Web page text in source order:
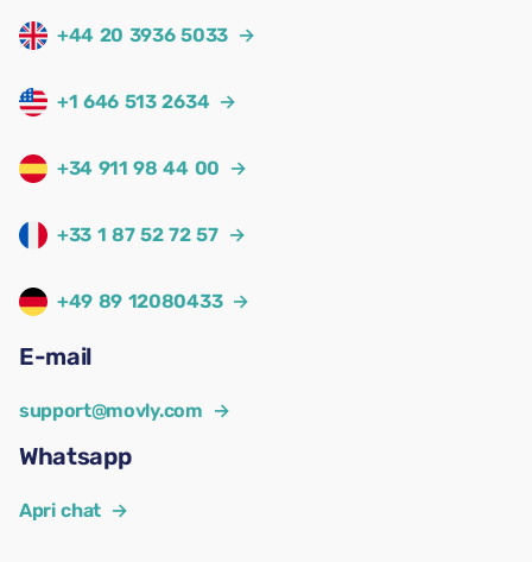
+44 20 3936 5033 →
+1 646 513 2634 →
+34 911 98 44 00 →
+33 1 87 52 72 57 →
+49 89 12080433 →
E-mail
support@movly.com →
Whatsapp
Apri chat →